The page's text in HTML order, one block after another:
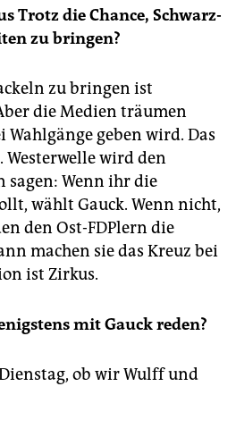
Nur im Bund sei es möglich,
durchzusetzen und
Staat zu sichern.
so das Papier, "auch den
erreichen".
Kerstin Kaiser, Udo Wolf und
Trotz die Chance, Schwarz-
zu bringen?
zu bringen ist
die Medien träumen
Wahlgänge geben wird. Das
wird den
sagen: Wenn ihr die
wählt Gauck. Wenn nicht,
den Ost-FDPlern die
machen sie das Kreuz bei
ist Zirkus.
mit Gauck reden?
ob wir Wulff und